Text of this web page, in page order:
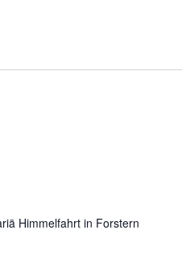
Himmelfahrt in Forstern